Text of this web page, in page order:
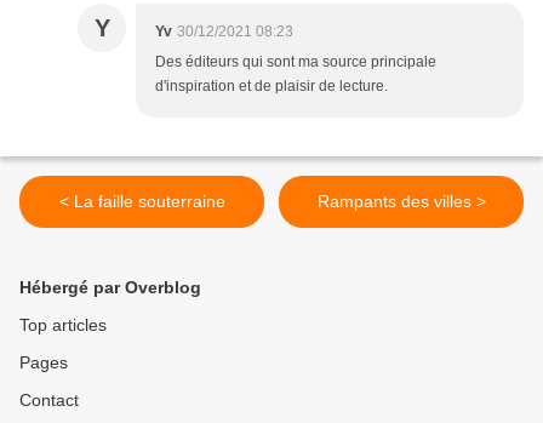
Y Yv 30/12/2021 08:23
Des éditeurs qui sont ma source principale
d'inspiration et de plaisir de lecture.
< La faille souterraine Rampants des villes >
Hébergé par Overblog
Top articles
Pages
Contact